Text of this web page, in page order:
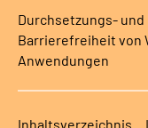
Durchsetzungs-
Barrierefreiheit von
Anwendungen
Inhaltsverzeichnis